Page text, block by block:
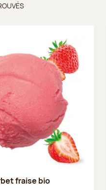
trouvés
fraise bio